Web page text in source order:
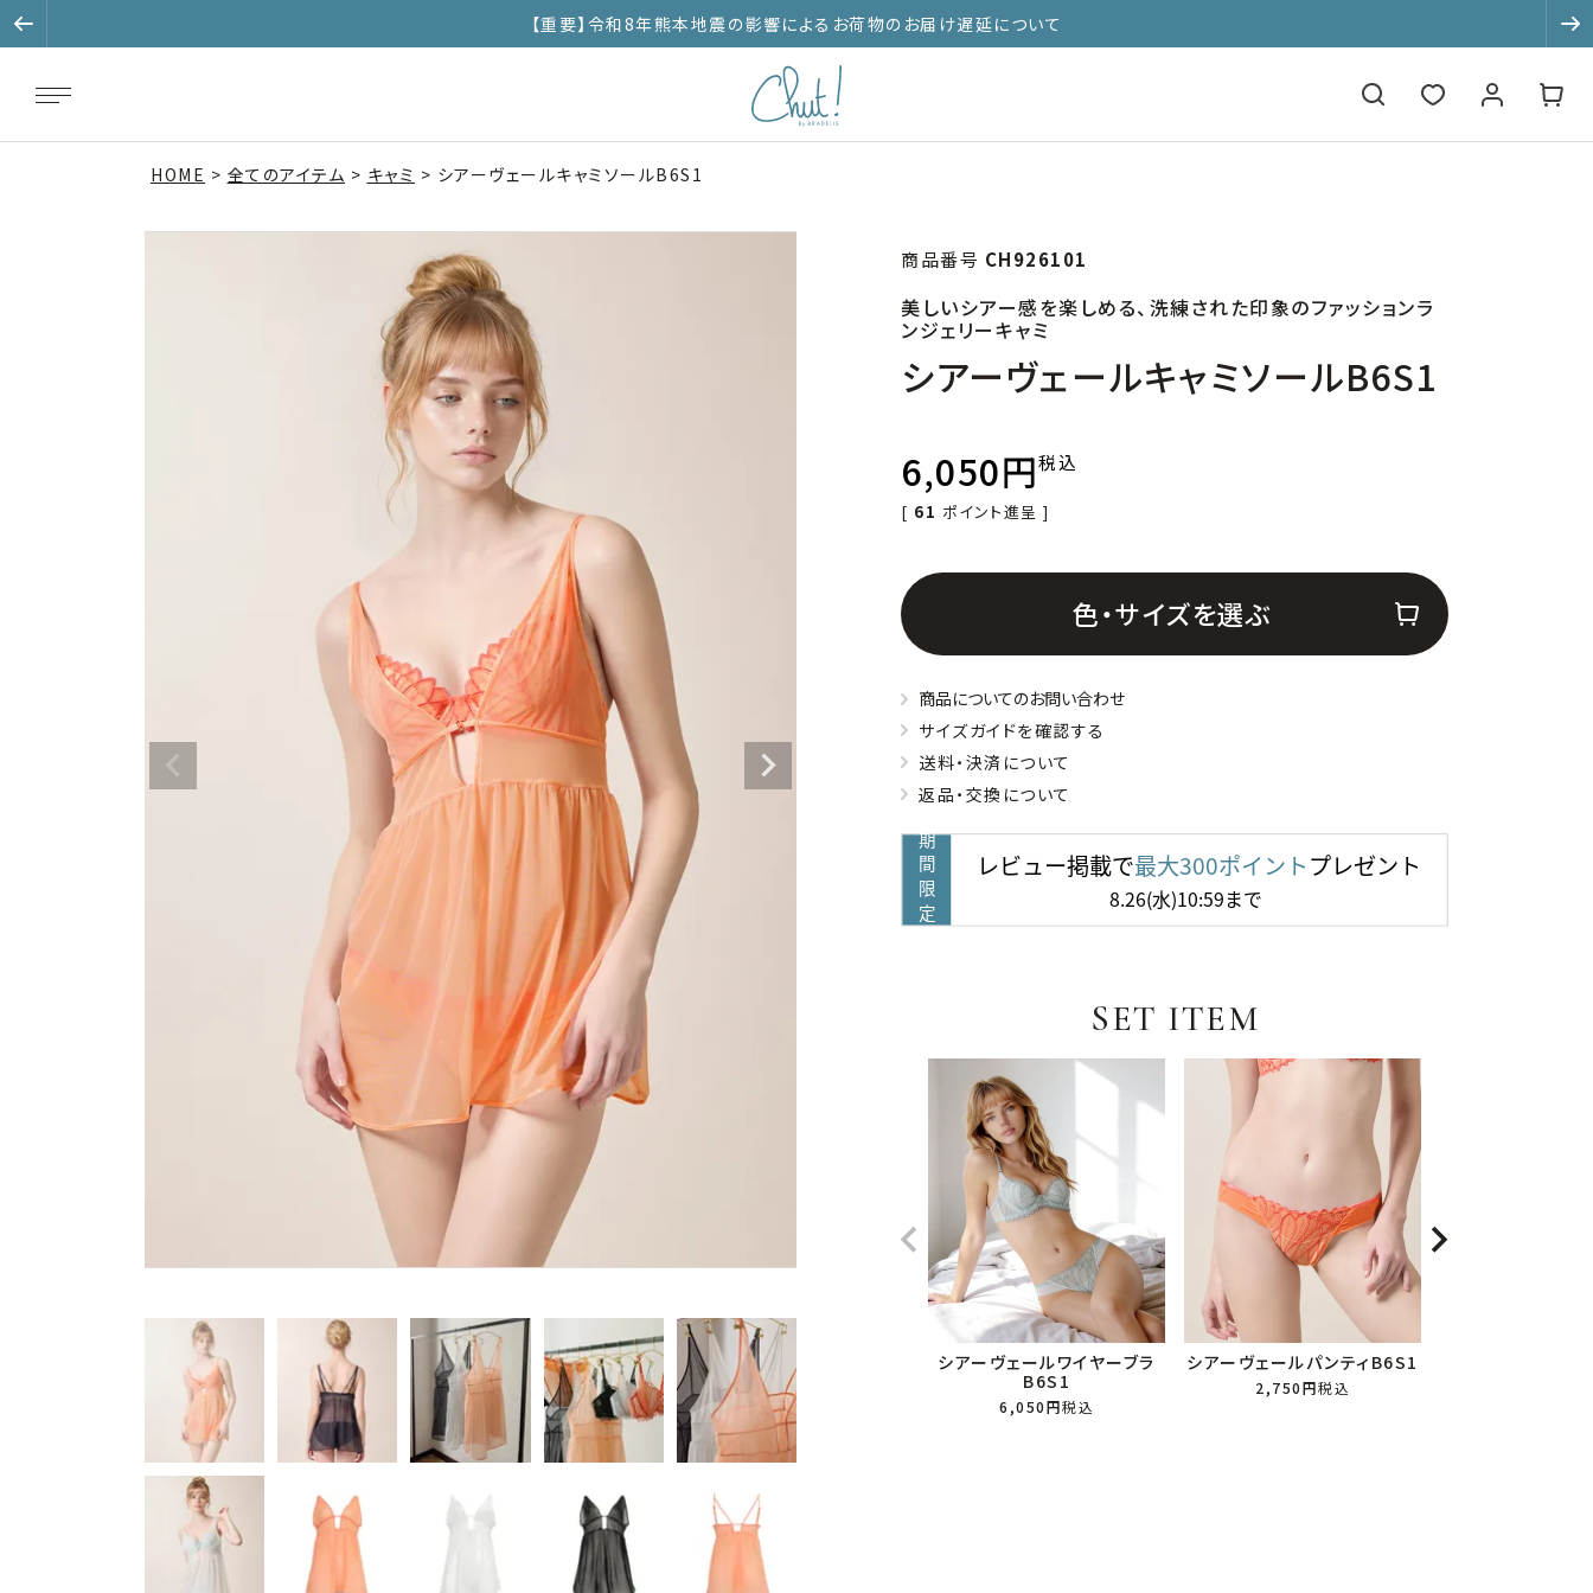
【重要】令和8年熊本地震の影響によるお荷物のお届け遅延について
HOME 全てのアイテム キャミ シアーヴェールキャミソールB6S1
商品番号 CH926101
美しいシアー感を楽しめる、洗練された印象のファッションラ
ンジェリーキャミ
シアーヴェールキャミソールB6S1
6,050
税込
[ 61 ポイント進呈 ]
色・サイズを選ぶ
商品についてのお問い合わせ
サイズガイドを確認する
送料・決済について
返品・交換について
SET ITEM
シアーヴェールワイヤーブラ
B6S1
6,050 税込
シアーヴェールパンティB6S1
2,750 税込